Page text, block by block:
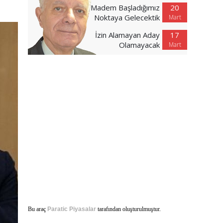
20
Mart
Madem Başladığımız
Noktaya Gelecektik
17
Mart
İzin Alamayan Aday
Olamayacak
Bu araç Paratic Piyasalar tarafından oluşturulmuştur.